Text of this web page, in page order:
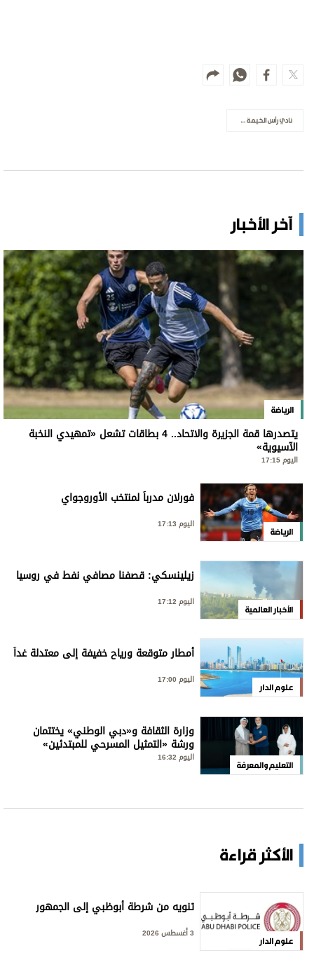
نادي رأس الخيمة لأصحاب الهمم
آخر الأخبار
الرياضة
يتصدرها قمة الجزيرة والاتحاد.. 4 بطاقات تشعل «تمهيدي النخبة
الآسيوية»
اليوم 17:15
الرياضة
فورلان مدرباً لمنتخب الأوروجواي
اليوم 17:13
الأخبار العالمية
زيلينسكي: قصفنا مصافي نفط في روسيا
اليوم 17:12
علوم الدار
أمطار متوقعة ورياح خفيفة إلى معتدلة غداً
اليوم 17:00
التعليم والمعرفة
وزارة الثقافة و«دبي الوطني» يختتمان
ورشة «التمثيل المسرحي للمبتدئين»
اليوم 16:32
الأكثر قراءة
علوم الدار
تنويه من شرطة أبوظبي إلى الجمهور